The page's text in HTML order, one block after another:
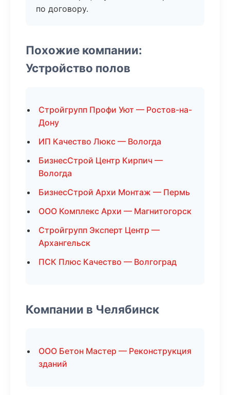
по договору.
Похожие компании:
Устройство полов
Стройгрупп Профи Уют — Ростов-на-
Дону
ИП Качество Люкс — Вологда
БизнесСтрой Центр Кирпич —
Вологда
БизнесСтрой Архи Монтаж — Пермь
ООО Комплекс Архи — Магнитогорск
Стройгрупп Эксперт Центр —
Архангельск
ПСК Плюс Качество — Волгоград
Компании в Челябинск
ООО Бетон Мастер — Реконструкция
зданий